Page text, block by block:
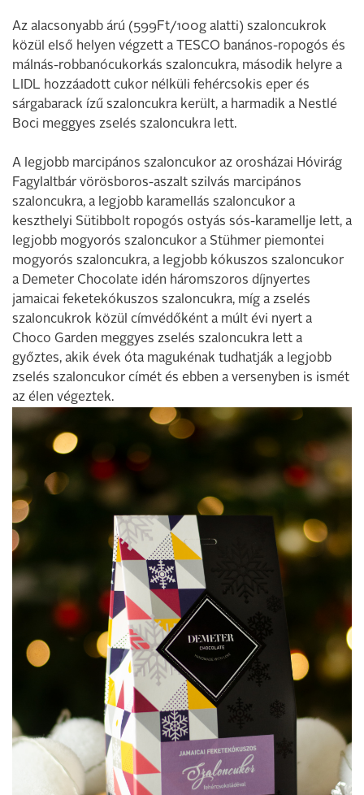
Az alacsonyabb árú (599Ft/100g alatti) szaloncukrok
közül első helyen végzett a TESCO banános-ropogós és
málnás-robbanócukorkás szaloncukra, második helyre a
LIDL hozzáadott cukor nélküli fehércsokis eper és
sárgabarack ízű szaloncukra került, a harmadik a Nestlé
Boci meggyes zselés szaloncukra lett.
A legjobb marcipános szaloncukor az orosházai Hóvirág
Fagylaltbár vörösboros-aszalt szilvás marcipános
szaloncukra, a legjobb karamellás szaloncukor a
keszthelyi Sütibbolt ropogós ostyás sós-karamellje lett, a
legjobb mogyorós szaloncukor a Stühmer piemontei
mogyorós szaloncukra, a legjobb kókuszos szaloncukor
a Demeter Chocolate idén háromszoros díjnyertes
jamaicai feketekókuszos szaloncukra, míg a zselés
szaloncukrok közül címvédőként a múlt évi nyert a
Choco Garden meggyes zselés szaloncukra lett a
győztes, akik évek óta magukénak tudhatják a legjobb
zselés szaloncukor címét és ebben a versenyben is ismét
az élen végeztek.